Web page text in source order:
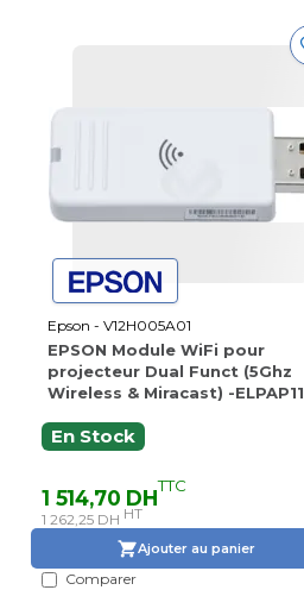
Epson - V12H005A01
EPSON Module WiFi pour
projecteur Dual Funct (5Ghz
Wireless & Miracast) -ELPAP11
En Stock
1 514,70 DHTTC
1 262,25 DH HT
Ajouter au panier
Comparer